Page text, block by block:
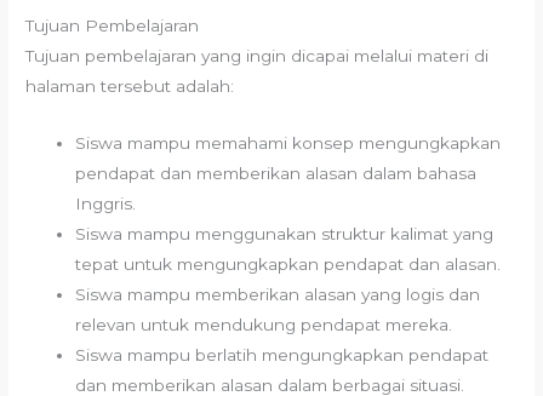
Tujuan Pembelajaran
Tujuan pembelajaran yang ingin dicapai melalui materi di
halaman tersebut adalah:
Siswa mampu memahami konsep mengungkapkan
pendapat dan memberikan alasan dalam bahasa
Inggris.
Siswa mampu menggunakan struktur kalimat yang
tepat untuk mengungkapkan pendapat dan alasan.
Siswa mampu memberikan alasan yang logis dan
relevan untuk mendukung pendapat mereka.
Siswa mampu berlatih mengungkapkan pendapat
dan memberikan alasan dalam berbagai situasi.